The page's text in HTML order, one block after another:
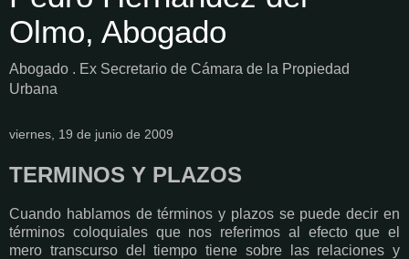
Olmo, Abogado
Abogado . Ex Secretario de Cámara de la Propiedad
Urbana
viernes, 19 de junio de 2009
TERMINOS Y PLAZOS
Cuando hablamos de términos y plazos se puede decir en
términos coloquiales que nos referimos al efecto que el
mero transcurso del tiempo tiene sobre las relaciones y